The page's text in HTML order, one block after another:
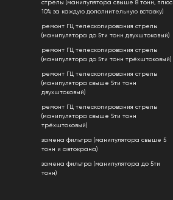
стрелы (манипулятора свыше 8 тонн, плюс
10% за каждую дополнительную вставку)
ремонт ГЦ телескопирования стрелы
(манипулятора до 5ти тонн двухштоковый)
ремонт ГЦ телескопирования стрелы
(манипулятора до 5ти тонн трёхштоковый)
ремонт ГЦ телескопирования стрелы
(манипулятора свыше 5ти тонн
двухштоковый)
ремонт ГЦ телескопирования стрелы
(манипулятора свыше 5ти тонн
трёхштоковый)
замена фильтра (манипулятора свыше 5
тонн и автокрана)
замена фильтра (манипулятора до 5ти
тонн)